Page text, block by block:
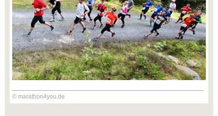
© marathon4you.de